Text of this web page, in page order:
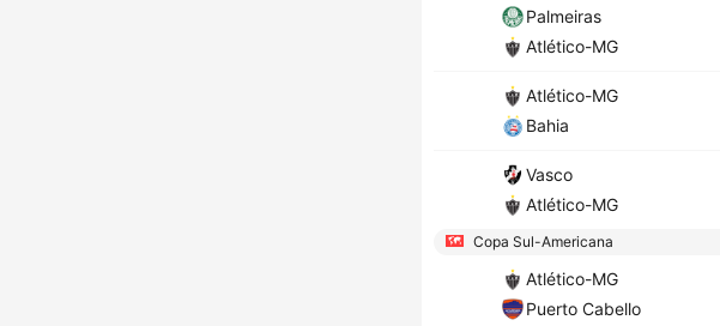
Palmeiras
Atlético-MG
Atlético-MG
Bahia
Vasco
Atlético-MG
Copa Sul-Americana
Atlético-MG
Puerto Cabello